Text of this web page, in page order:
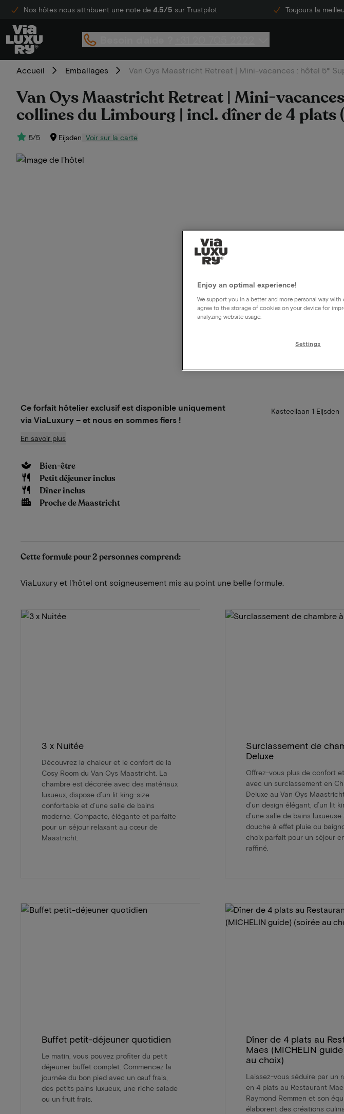
Nos hôtes nous attribuent une note de 4.5/5 sur Trustpilot Toujours la
Accueil Emballages Van Oys Maastricht Retreat | Mini-vacances : hôtel 5*
Van Oys Maastricht Retreat | Mini-
collines du Limbourg | incl. dîner de 4 plats
5/5 Eijsden Voir sur la carte
Ce forfait hôtelier exclusif est disponible uniquement
via ViaLuxury – et nous en sommes fiers !
En savoir plus
Bien-être
Petit déjeuner inclus
Dîner inclus
Proche de Maastricht
Kasteellaan 1 Eijsden
Cette formule pour 2 personnes comprend:
ViaLuxury et l'hôtel ont soigneusement mis au point une belle formule.
3 x Nuitée
Découvrez la chaleur et le confort de la
Cosy Room du Van Oys Maastricht. La
chambre est décorée avec des matériaux
luxueux, dispose d’un lit king-size
confortable et d’une salle de bains
moderne. Compacte, élégante et parfaite
pour un séjour relaxant au cœur de
Maastricht.
Surclassement de
Deluxe
Offrez-vous plus de confort
avec un surclassement en
Deluxe au Van Oys
d’un design élégant, d’un lit
d’une salle de bains luxueuse
douche à effet pluie ou
choix parfait pour un séjour
raffiné.
Buffet petit-déjeuner quotidien
Le matin, vous pouvez profiter du petit
déjeuner buffet complet. Commencez la
journée du bon pied avec un œuf frais,
des petits pains luxueux, une riche salade
ou un fruit frais.
Dîner de 4 plats au
Maes (MICHELIN
au choix)
Laissez-vous séduire par un
en 4 plats au Restaurant
Raymond Remmen et son
élaborent des créations
Enjoy an optimal experience!
We support you in a better and more personal way
agree to the storage of cookies on your device for
analyzing website usage.
Settings